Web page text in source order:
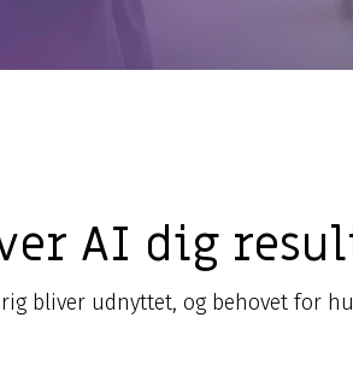
AI dig
bliver udnyttet, og behovet for